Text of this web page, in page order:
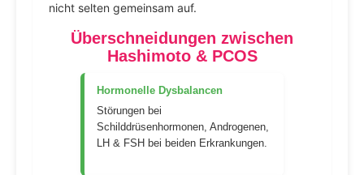
nicht selten gemeinsam auf.
Überschneidungen zwischen
Hashimoto & PCOS
Hormonelle Dysbalancen
Störungen bei
Schilddrüsenhormonen, Androgenen,
LH & FSH bei beiden Erkrankungen.